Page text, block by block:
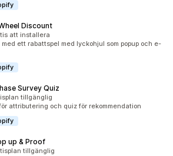
Discount
totaltatt installera
ett rabattspel med lyckohjul som popup och e-
Survey Quiz
tillgänglig
attributering och quiz för rekommendation
up & Proof
totalt tillgänglig